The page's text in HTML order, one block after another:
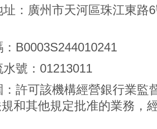
址：廣州市天河區珠江東路
B0003S244010241
號：01213011
：許可該機構經營銀行業監
和其他規定批准的業務，